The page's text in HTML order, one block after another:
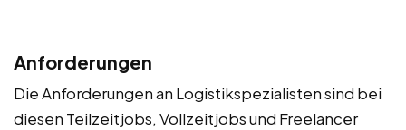
Anforderungen
Die Anforderungen an Logistikspezialisten sind bei
diesen Teilzeitjobs, Vollzeitjobs und Freelancer